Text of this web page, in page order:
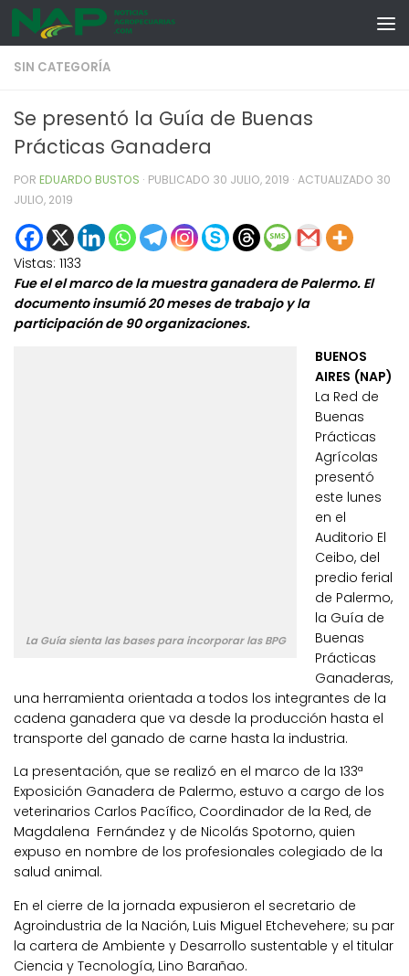
Skip to content
SIN CATEGORÍA
Se presentó la Guía de Buenas
Prácticas Ganadera
POR EDUARDO BUSTOS · PUBLICADO 30 JULIO, 2019 · ACTUALIZADO 30
JULIO, 2019
Vistas: 1133
Fue el el marco de la muestra ganadera de Palermo. El
documento insumió 20 meses de trabajo y la
participación de 90 organizaciones.
La Guía sienta las bases para incorporar las BPG
BUENOS
AIRES (NAP)
La Red de
Buenas
Prácticas
Agrícolas
presentó
este lunes
en el
Auditorio El
Ceibo, del
predio ferial
de Palermo,
la Guía de
Buenas
Prácticas
Ganaderas,
una herramienta orientada a todos los integrantes de la
cadena ganadera que va desde la producción hasta el
transporte del ganado de carne hasta la industria.
La presentación, que se realizó en el marco de la 133ª
Exposición Ganadera de Palermo, estuvo a cargo de los
veterinarios Carlos Pacífico, Coordinador de la Red, de
Magdalena Fernández y de Nicolás Spotorno, quien
expuso en nombre de los profesionales colegiado de la
salud animal.
En el cierre de la jornada expusieron el secretario de
Agroindustria de la Nación, Luis Miguel Etchevehere; su par
la cartera de Ambiente y Desarrollo sustentable y el titular
Ciencia y Tecnología, Lino Barañao.